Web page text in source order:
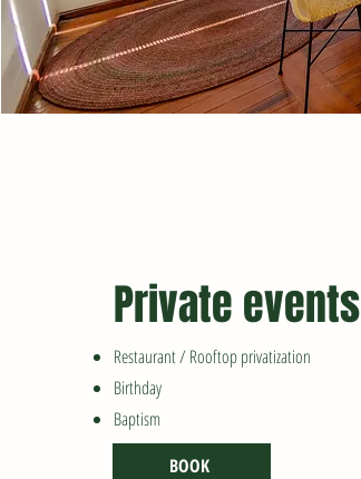
Private events
Restaurant / Rooftop privatization
Birthday
Baptism
BOOK